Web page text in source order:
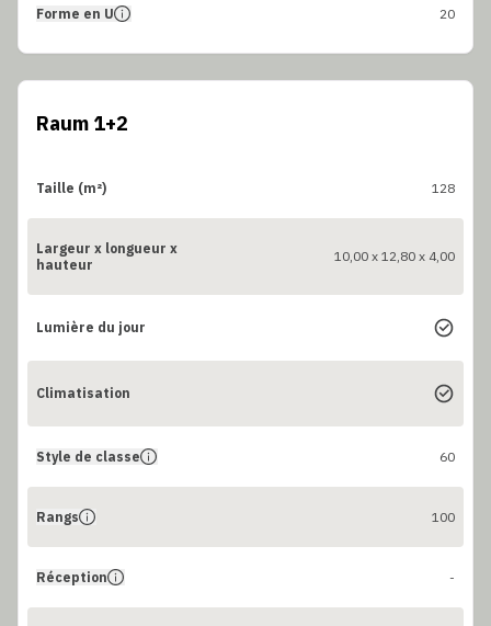
Forme en U 20
Raum 1+2
Taille (m²) 128
Largeur x longueur x
hauteur
10,00 x 12,80 x 4,00
Lumière du jour
Climatisation
Style de classe 60
Rangs 100
Réception -